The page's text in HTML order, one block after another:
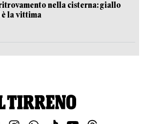
nella cisterna: giallo
è la vittima